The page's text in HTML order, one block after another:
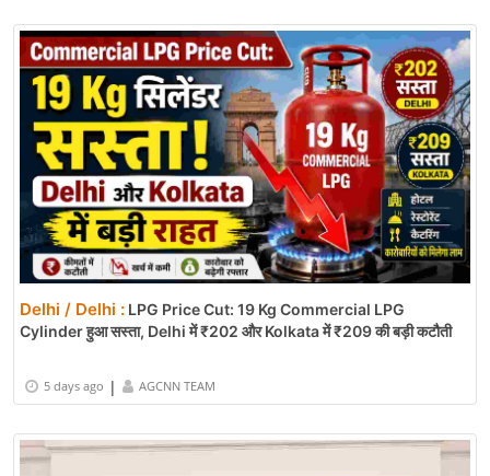
Delhi / Delhi : LPG Price Cut: 19 Kg Commercial LPG
Cylinder हुआ सस्ता, Delhi में ₹202 और Kolkata में ₹209 की बड़ी कटौती
5 days ago | AGCNN TEAM